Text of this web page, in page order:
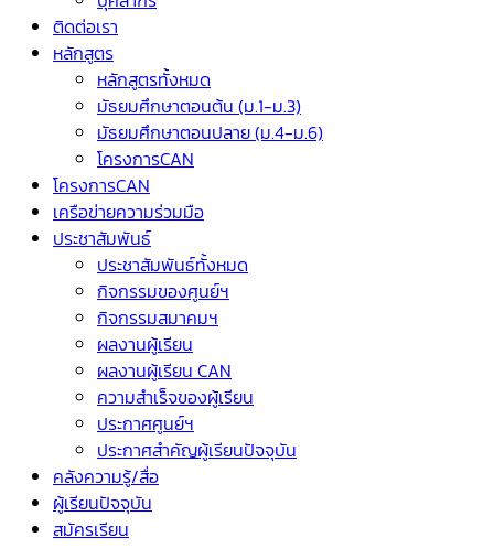
ติดต่อเรา
หลักสูตร
หลักสูตรทั้งหมด
มัธยมศึกษาตอนต้น (ม.1-ม.3)
มัธยมศึกษาตอนปลาย (ม.4-ม.6)
โครงการCAN
โครงการCAN
เครือข่ายความร่วมมือ
ประชาสัมพันธ์
ประชาสัมพันธ์ทั้งหมด
กิจกรรมของศูนย์ฯ
กิจกรรมสมาคมฯ
ผลงานผู้เรียน
ผลงานผู้เรียน CAN
ความสำเร็จของผู้เรียน
ประกาศศูนย์ฯ
ประกาศสำคัญผู้เรียนปัจจุบัน
คลังความรู้/สื่อ
ผู้เรียนปัจจุบัน
สมัครเรียน